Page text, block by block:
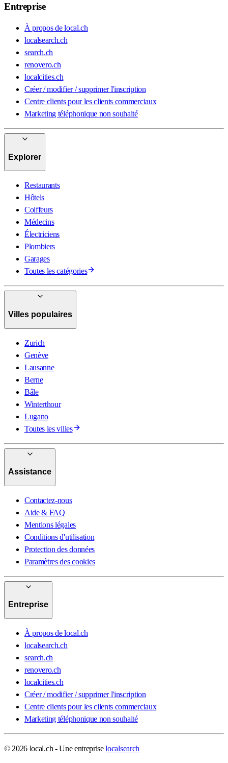
Entreprise
À propos de local.ch
localsearch.ch
search.ch
renovero.ch
localcities.ch
Créer / modifier / supprimer l'inscription
Centre clients pour les clients commerciaux
Marketing téléphonique non souhaité
Explorer
Restaurants
Hôtels
Coiffeurs
Médecins
Électriciens
Plombiers
Garages
Toutes les catégories
Villes populaires
Zurich
Genève
Lausanne
Berne
Bâle
Winterthour
Lugano
Toutes les villes
Assistance
Contactez-nous
Aide & FAQ
Mentions légales
Conditions d'utilisation
Protection des données
Paramètres des cookies
Entreprise
À propos de local.ch
localsearch.ch
search.ch
renovero.ch
localcities.ch
Créer / modifier / supprimer l'inscription
Centre clients pour les clients commerciaux
Marketing téléphonique non souhaité
© 2026 local.ch - Une entrepriselocalsearch